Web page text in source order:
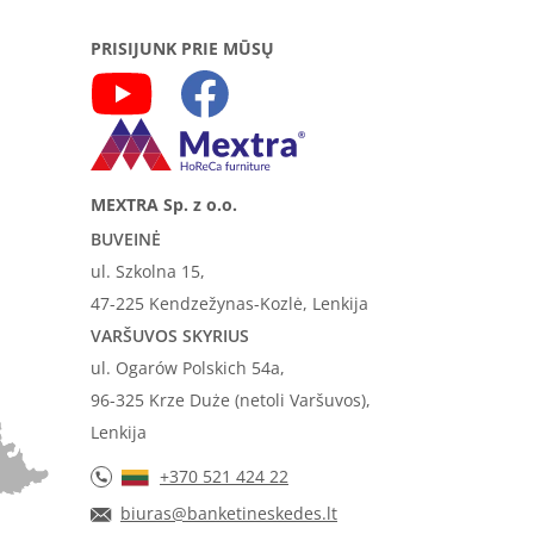
PRISIJUNK PRIE MŪSŲ
MEXTRA Sp. z o.o.
BUVEINĖ
ul. Szkolna 15,
47-225 Kendzežynas-Kozlė, Lenkija
VARŠUVOS SKYRIUS
ul. Ogarów Polskich 54a,
96-325 Krze Duże (netoli Varšuvos),
Lenkija
+370 521 424 22
biuras@banketineskedes.lt